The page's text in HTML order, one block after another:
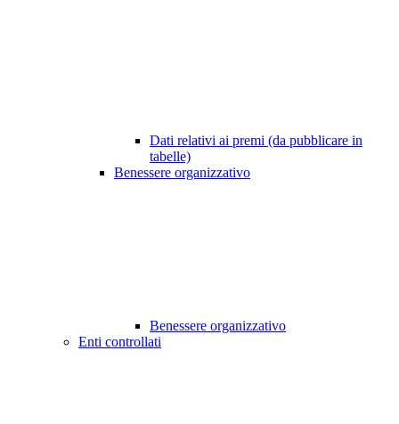
Dati relativi ai premi (da pubblicare in
tabelle)
Benessere organizzativo
Benessere organizzativo
Enti controllati